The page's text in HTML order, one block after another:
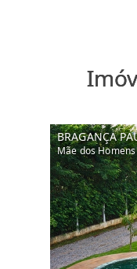
BRAGANÇA
Mãe dos Homens